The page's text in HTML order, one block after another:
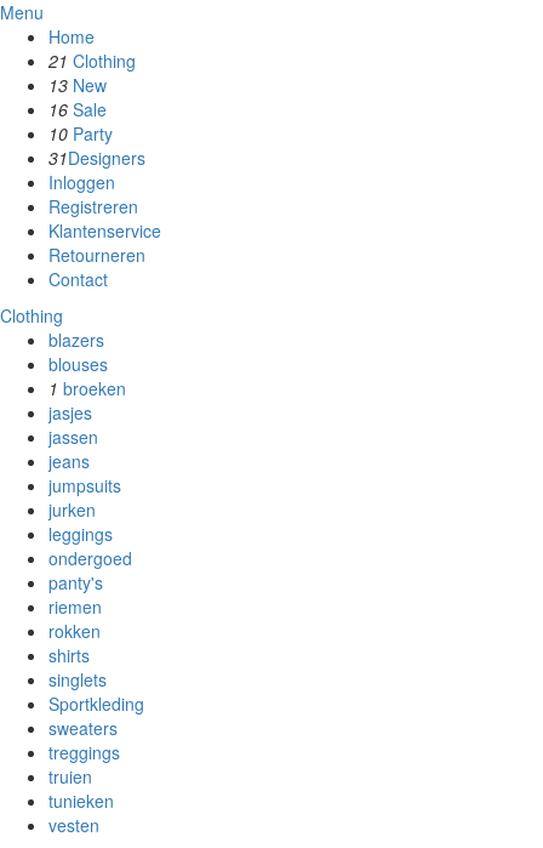
Menu
Home
21 Clothing
13 New
16 Sale
10 Party
31Designers
Inloggen
Registreren
Klantenservice
Retourneren
Contact
Clothing
blazers
blouses
1 broeken
jasjes
jassen
jeans
jumpsuits
jurken
leggings
ondergoed
panty's
riemen
rokken
shirts
singlets
Sportkleding
sweaters
treggings
truien
tunieken
vesten